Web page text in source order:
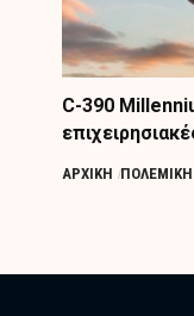
C-390
ΑΡΧΙΚΗ